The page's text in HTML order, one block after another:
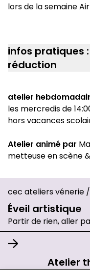
lors de la semaine
infos pratiques
réduction
atelier
les mercredis de
hors vacances
Atelier animé par
metteuse en scène
cec ateliers vénerie /
Éveil artistique
Partir de rien, aller
Atelier